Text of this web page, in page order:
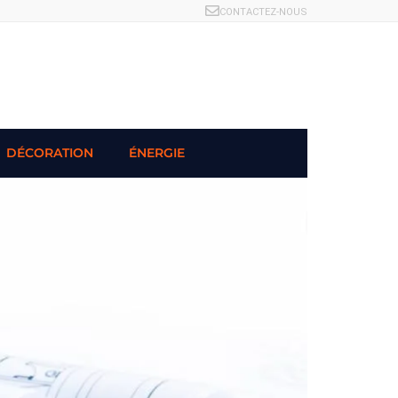
CONTACTEZ-NOUS
DÉCORATION ÉNERGIE